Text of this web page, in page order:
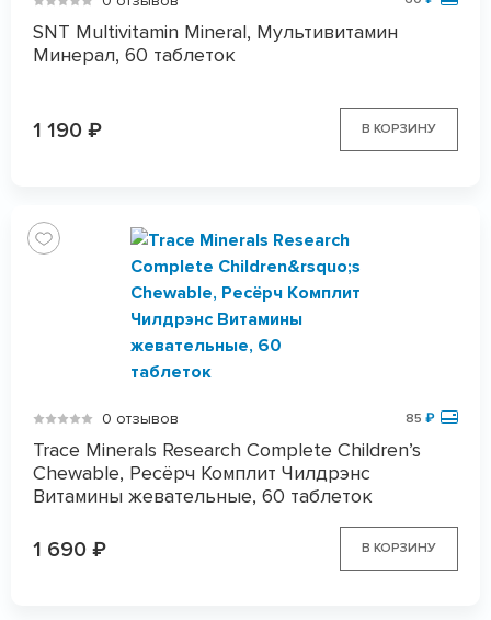
SNT Multivitamin Mineral, Мультивитамин
Минерал, 60 таблеток
1 190 ₽ В КОРЗИНУ
0 отзывов 85 ₽
Trace Minerals Research Complete Children’s
Chewable, Ресёрч Комплит Чилдрэнс
Витамины жевательные, 60 таблеток
1 690 ₽ В КОРЗИНУ